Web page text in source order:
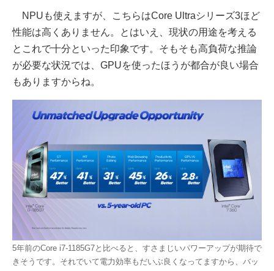
NPUも使えますが、こちらはCore Ultraシリーズ3ほど
性能は高くありません。とはいえ、現状の用途を考える
とこれで十分といった印象です。そもそも高負荷な推論
が必要な状況では、GPUを使ったほうが都合が良い場合
もありますからね。
5年前のCore i7-1185G7と比べると、すさまじいパワーアップが期待で
きそうです。それでいて電力効率もだいぶ良くなってますから、バッ